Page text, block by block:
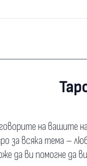
на вашите
за всяка тема –
да ви помогне да